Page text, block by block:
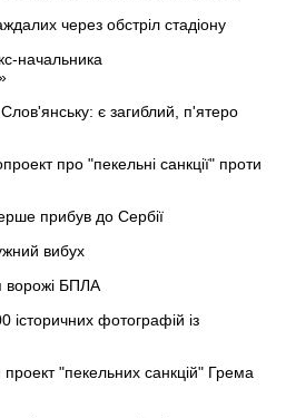
через обстріл стадіону
начальника
є загиблий, п'ятеро
про "пекельні санкції" проти
прибув до Сербії
вибух
ворожі БПЛА
фотографій із
"пекельних санкцій" Грема